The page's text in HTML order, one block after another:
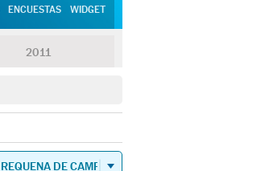
ENCUESTAS WIDGET
2011